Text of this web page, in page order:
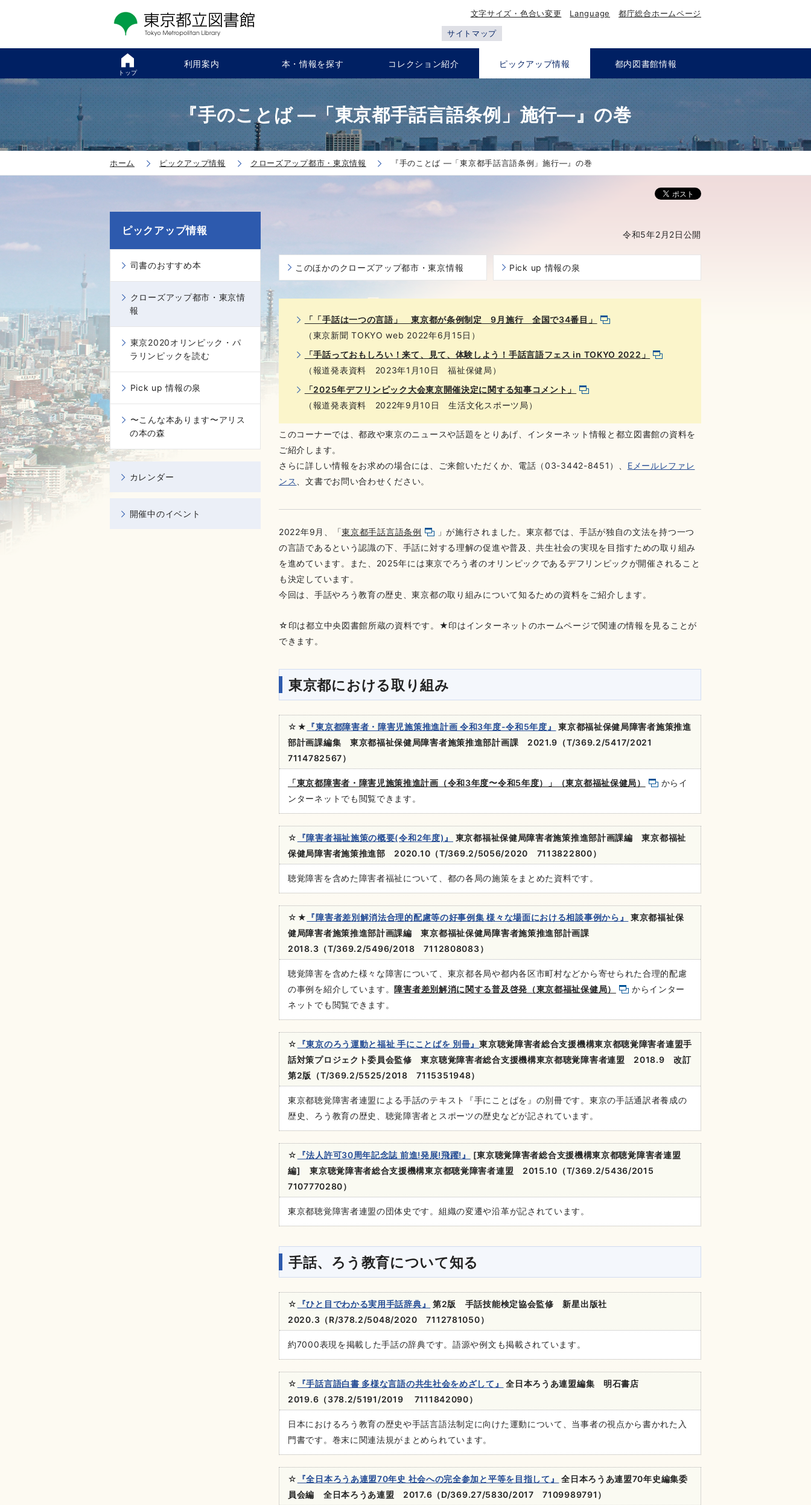
文字サイズ・色合い変更 Language 都庁総合ホームページ
サイトマップ
トップ
利用案内 本・情報を探す コレクション紹介 ピックアップ情報 都内図書館情報
『手のことば ―「東京都手話言語条例」施行―』の巻
ホーム ピックアップ情報 クローズアップ都市・東京情報 『手のことば ―「東京都手話言語条例」施行―』の巻
令和5年2月2日公開
このほかのクローズアップ都市・東京情報 Pick up 情報の泉
「「手話は一つの言語」 東京都が条例制定 9月施行 全国で34番目」
（東京新聞 TOKYO web 2022年6月15日）
「手話っておもしろい！来て、見て、体験しよう！手話言語フェス in TOKYO 2022」
（報道発表資料 2023年1月10日 福祉保健局）
「2025年デフリンピック大会東京開催決定に関する知事コメント」
（報道発表資料 2022年9月10日 生活文化スポーツ局）
このコーナーでは、都政や東京のニュースや話題をとりあげ、インターネット情報と都立図書館の資料を
ご紹介します。
さらに詳しい情報をお求めの場合には、ご来館いただくか、電話（03-3442-8451）、 Eメールレファレ
ンス
、文書でお問い合わせください。
2022年9月、「東京都手話言語条例
」が施行されました。東京都では、手話が独自の文法を持つ一つ
の言語であるという認識の下、手話に対する理解の促進や普及、共生社会の実現を目指すための取り組み
を進めています。また、2025年には東京でろう者のオリンピックであるデフリンピックが開催されること
も決定しています。
今回は、手話やろう教育の歴史、東京都の取り組みについて知るための資料をご紹介します。
☆印は都立中央図書館所蔵の資料です。★印はインターネットのホームページで関連の情報を見ることが
できます。
東京都における取り組み
☆★ 『東京都障害者・障害児施策推進計画 令和3年度-令和5年度』
東京都福祉保健局障害者施策推進
部計画課編集 東京都福祉保健局障害者施策推進部計画課 2021.9（T/369.2/5417/2021
7114782567）
「東京都障害者・障害児施策推進計画（令和3年度〜令和5年度）」（東京都福祉保健局）
からイ
ンターネットでも閲覧できます。
☆ 『障害者福祉施策の概要(令和2年度)』
東京都福祉保健局障害者施策推進部計画課編 東京都福祉
保健局障害者施策推進部 2020.10（T/369.2/5056/2020 7113822800）
聴覚障害を含めた障害者福祉について、都の各局の施策をまとめた資料です。
☆★ 『障害者差別解消法合理的配慮等の好事例集 様々な場面における相談事例から』
東京都福祉保
健局障害者施策推進部計画課編 東京都福祉保健局障害者施策推進部計画課
2018.3（T/369.2/5496/2018 7112808083）
聴覚障害を含めた様々な障害について、東京都各局や都内各区市町村などから寄せられた合理的配慮
の事例を紹介しています。障害者差別解消に関する普及啓発（東京都福祉保健局）
からインター
ネットでも閲覧できます。
☆ 『東京のろう運動と福祉 手にことばを 別冊』東京聴覚障害者総合支援機構東京都聴覚障害者連盟手
話対策プロジェクト委員会監修 東京聴覚障害者総合支援機構東京都聴覚障害者連盟 2018.9 改訂
第2版（T/369.2/5525/2018 7115351948）
東京都聴覚障害者連盟による手話のテキスト『手にことばを』の別冊です。東京の手話通訳者養成の
歴史、ろう教育の歴史、聴覚障害者とスポーツの歴史などが記されています。
☆ 『法人許可30周年記念誌 前進!発展!飛躍!』
[東京聴覚障害者総合支援機構東京都聴覚障害者連盟
編] 東京聴覚障害者総合支援機構東京都聴覚障害者連盟 2015.10（T/369.2/5436/2015
7107770280）
東京都聴覚障害者連盟の団体史です。組織の変遷や沿革が記されています。
手話、ろう教育について知る
☆ 『ひと目でわかる実用手話辞典』
第2版 手話技能検定協会監修 新星出版社
2020.3（R/378.2/5048/2020 7112781050）
約7000表現を掲載した手話の辞典です。語源や例文も掲載されています。
☆ 『手話言語白書 多様な言語の共生社会をめざして』
全日本ろうあ連盟編集 明石書店
2019.6（378.2/5191/2019 7111842090）
日本におけるろう教育の歴史や手話言語法制定に向けた運動について、当事者の視点から書かれた入
門書です。巻末に関連法規がまとめられています。
☆ 『全日本ろうあ連盟70年史 社会への完全参加と平等を目指して』
全日本ろうあ連盟70年史編集委
員会編 全日本ろうあ連盟 2017.6（D/369.27/5830/2017 7109989791）
ピックアップ情報
司書のおすすめ本
クローズアップ都市・東京情
報
東京2020オリンピック・パ
ラリンピックを読む
Pick up 情報の泉
〜こんな本あります〜アリス
の本の森
カレンダー
開催中のイベント